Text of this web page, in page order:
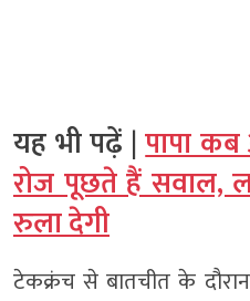
यह भी पढ़ें |पापा
रोज पूछते हैं सवाल,
रुला देगी
टेकक्रंच से बातचीत के